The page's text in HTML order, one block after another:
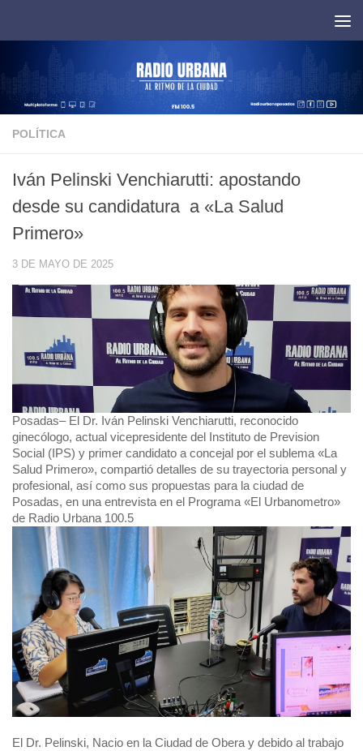
POLÍTICA
Iván Pelinski Venchiarutti: apostando
desde su candidatura a «La Salud
Primero»
3 DE MAYO DE 2025
Posadas– El Dr. Iván Pelinski Venchiarutti, reconocido
ginecólogo, actual vicepresidente del Instituto de Prevision
Social (IPS) y primer candidato a concejal por el sublema «La
Salud Primero», compartió detalles de su trayectoria personal y
profesional, así como sus propuestas para la ciudad de
Posadas, en una entrevista en el Programa «El Urbanometro»
de Radio Urbana 100.5
El Dr. Pelinski, Nacio en la Ciudad de Obera y debido al trabajo